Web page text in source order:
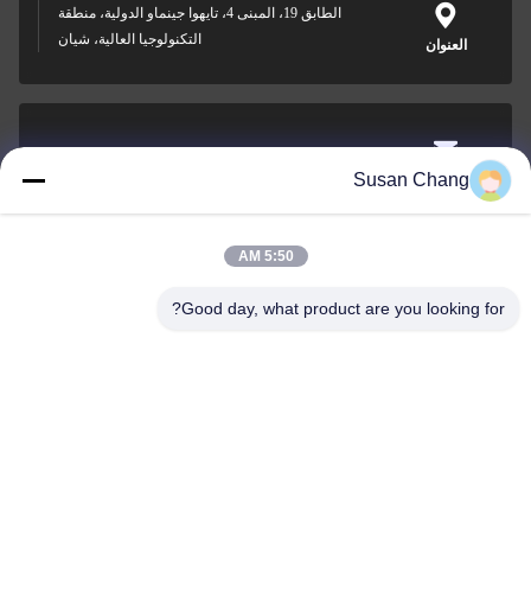
العنوان
الطابق 19، المبنى 4، تايهوا جينماو الدولية، منطقة
التكنولوجيا العالية، شيان
البريد
Susan@aeaxa.com
0086-13991372145
Susan Chang
5:50 AM
Good day, what product are you looking for?